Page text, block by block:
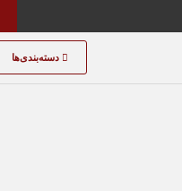
دسته‌بندی‌ها